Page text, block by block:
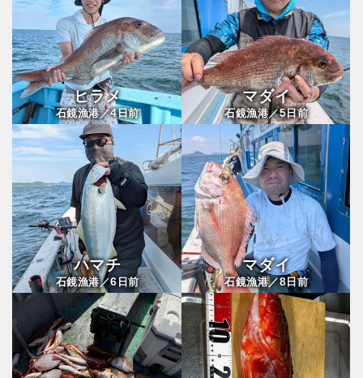
ヒラメ
石鏡漁港／4日前
マダイ
石鏡漁港／5日前
ハマチ
石鏡漁港／6 日前
マダイ
石鏡漁港／8 日前